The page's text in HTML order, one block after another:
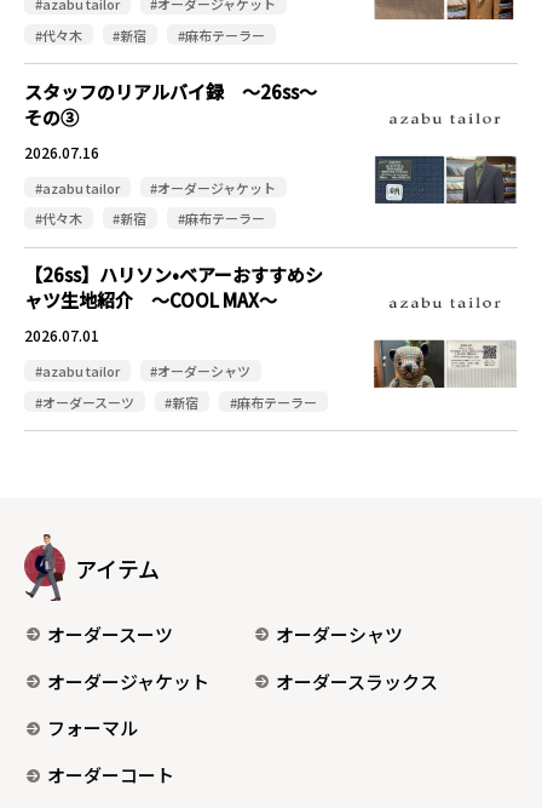
#代々木
#新宿 #麻布テーラー
スタッフのリアルバイ録 〜26ss〜
その③
2026.07.16
#azabu tailor
#オーダージャケット
#代々木
#新宿 #麻布テーラー
【26ss】ハリソン•ベアーおすすめシ
ャツ生地紹介 〜COOL MAX〜
2026.07.01
#azabu tailor
#オーダーシャツ
#オーダースーツ
#新宿 #麻布テーラー
アイテム
オーダースーツ
オーダーシャツ
オーダージャケット
オーダースラックス
フォーマル
オーダーコート